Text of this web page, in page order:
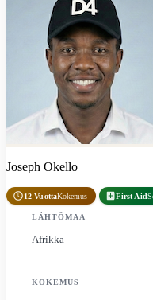
Joseph Okello
12 VuottaKokemus First Aid
LÄHTÖMAA
Afrikka
KOKEMUS